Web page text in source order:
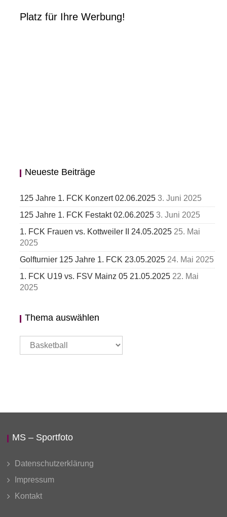
Platz für Ihre Werbung!
Neueste Beiträge
125 Jahre 1. FCK Konzert 02.06.2025 3. Juni 2025
125 Jahre 1. FCK Festakt 02.06.2025 3. Juni 2025
1. FCK Frauen vs. Kottweiler II 24.05.2025 25. Mai
2025
Golfturnier 125 Jahre 1. FCK 23.05.2025 24. Mai 2025
1. FCK U19 vs. FSV Mainz 05 21.05.2025 22. Mai
2025
Thema auswählen
Thema
MS – Sportfoto
Datenschutzerklärung
Impressum
Kontakt